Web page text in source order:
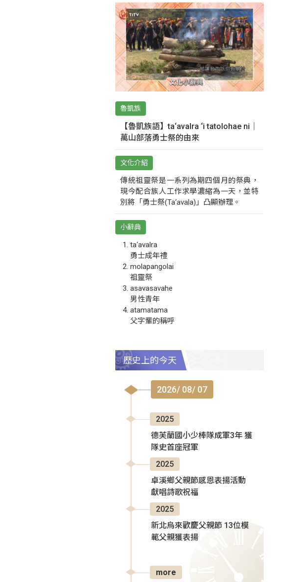
魯凱族
【魯凱族語】ta‘avalra ‘i tatolohae ni｜
萬山部落勇士祭的由來
文化介紹
傳統祖靈祭是一系列為期四個月的祭典，
現今配合族人工作求學濃縮為一天，並特
別將「勇士祭(Ta‘avala)」凸顯辦理。
小辭典
ta‘avalra
勇士成年禮
molapangolai
祖靈祭
asavasavahe
男性青年
atamatama
父字輩的稱呼
歷史上的今天
2026/ 08/ 07
2025
德芙蘭國小少棒隊成軍3年 獲
隊史首座冠軍
2025
卓溪鄉父親節感恩表揚活動
獻唱詩歌祝福
2025
新北烏來歡慶父親節 13位模
範父親獲表揚
more